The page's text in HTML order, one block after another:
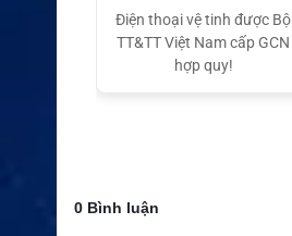
TT&TT
Điện thoại vệ tinh được Bộ
TT&TT Việt Nam cấp GCN
hợp quy!
0 Bình luận